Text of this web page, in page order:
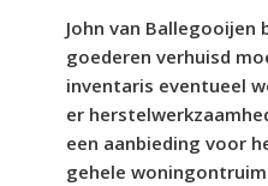
John van Ballegooijen
goederen verhuisd
inventaris eventueel
er
een aanbieding voor
gehele